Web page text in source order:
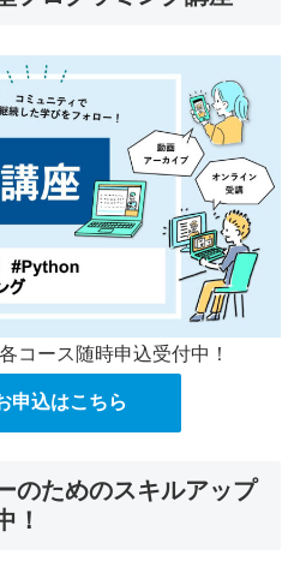
コース随時申込受付中！
申込はこちら
のためのスキルアップ
！